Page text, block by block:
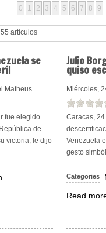
0 1 2 3 4 5 6 7 8 9
artículos
se
Matheus
fue elegido
de
victoria, le dijo
Julio
quiso
Miércoles,
Caracas,
Venezuela
gesto
Categories
Read